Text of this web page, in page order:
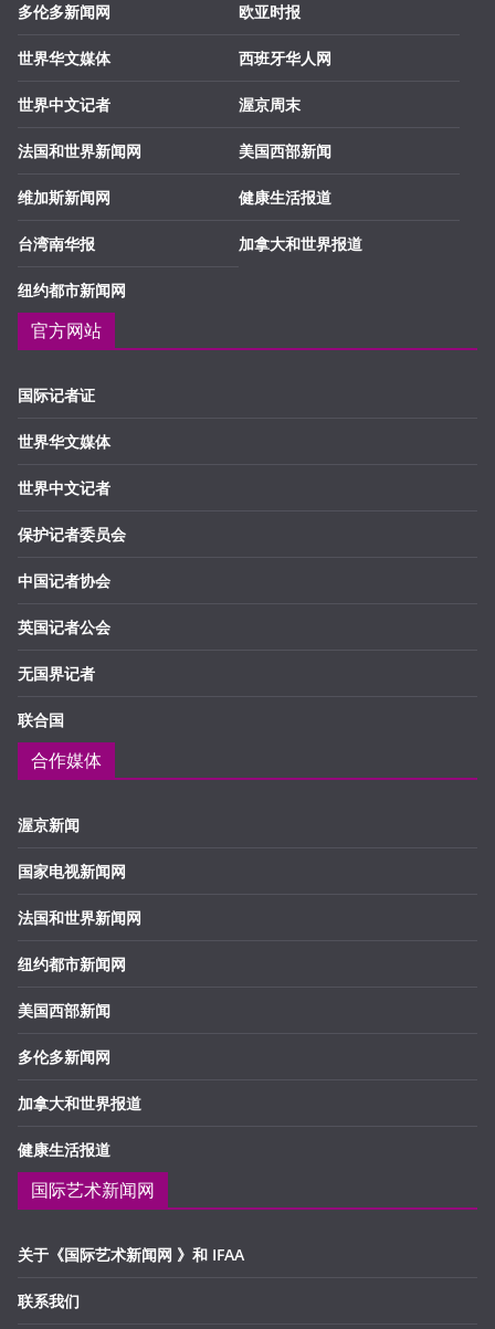
多伦多新闻网
世界华文媒体
世界中文记者
法国和世界新闻网
维加斯新闻网
台湾南华报
纽约都市新闻网
欧亚时报
西班牙华人网
渥京周末
美国西部新闻
健康生活报道
加拿大和世界报道
官方网站
国际记者证
世界华文媒体
世界中文记者
保护记者委员会
中国记者协会
英国记者公会
无国界记者
联合国
合作媒体
渥京新闻
国家电视新闻网
法国和世界新闻网
纽约都市新闻网
美国西部新闻
多伦多新闻网
加拿大和世界报道
健康生活报道
国际艺术新闻网
关于《国际艺术新闻网 》和 IFAA
联系我们